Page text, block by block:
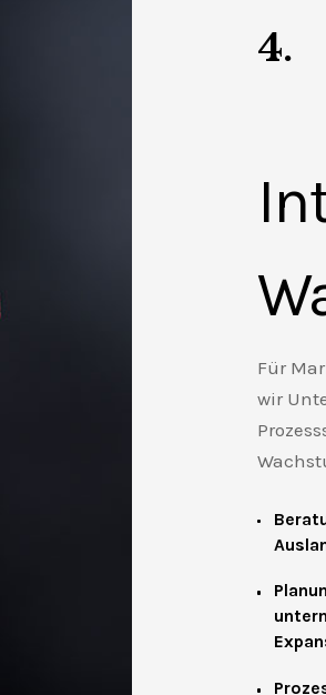
4.
Für
wir